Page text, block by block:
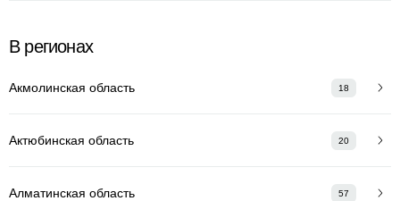
В регионах
Акмолинская область 18
Актюбинская область 20
Алматинская область 57